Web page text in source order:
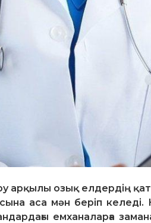
арқылы озық елдердің
аса мән беріп
емханаларға